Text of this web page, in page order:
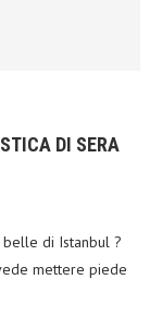
DI SERA
di Istanbul ?
mettere piede